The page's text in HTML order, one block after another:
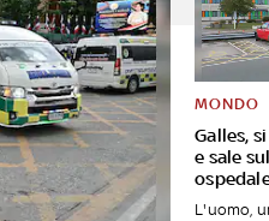
Galles,
e sale
MONDO
L'uomo,